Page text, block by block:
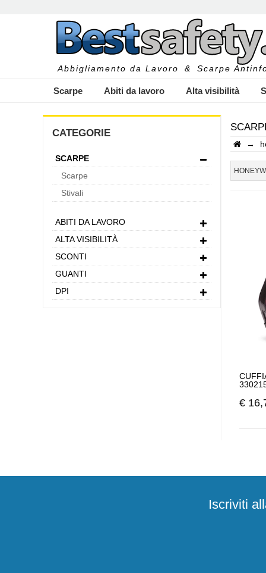
Abbigliamento da Lavoro & Scarpe
Scarpe Abiti da lavoro Alta visibilità
CATEGORIE
SCARPE
Scarpe
Stivali
ABITI DA LAVORO
ALTA VISIBILITÀ
SCONTI
GUANTI
DPI
→
€
Iscriviti